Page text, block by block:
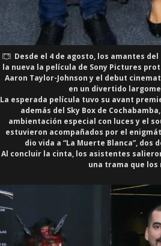
Desde el 4 de agosto, los amantes
la nueva la película de Sony Pictures
Aaron Taylor-Johnson y el debut
en un divertido
La esperada película tuvo su avant
además del Sky Box de
ambientación especial con luces y el
estuvieron acompañados por el
dio vida a “La Muerte Blanca”,
Al concluir la cinta, los asistentes
una trama que